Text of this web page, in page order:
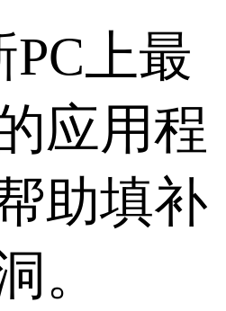
PC上最
应用程
助填补
。